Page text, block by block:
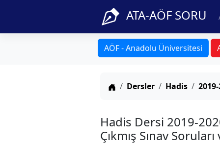
ATA-AÖF SORU
AÖF - Anadolu Üniversitesi
Anasayfa
Dersler Hadis
Hadis Dersi 2019-
Çıkmış Sınav